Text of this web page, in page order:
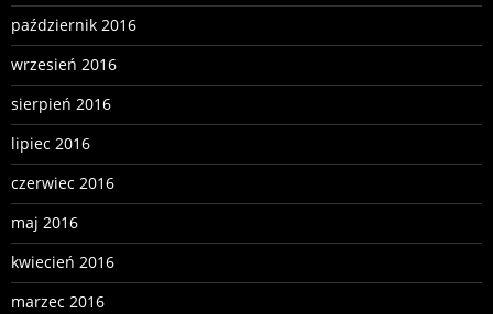
październik 2016
wrzesień 2016
sierpień 2016
lipiec 2016
czerwiec 2016
maj 2016
kwiecień 2016
marzec 2016